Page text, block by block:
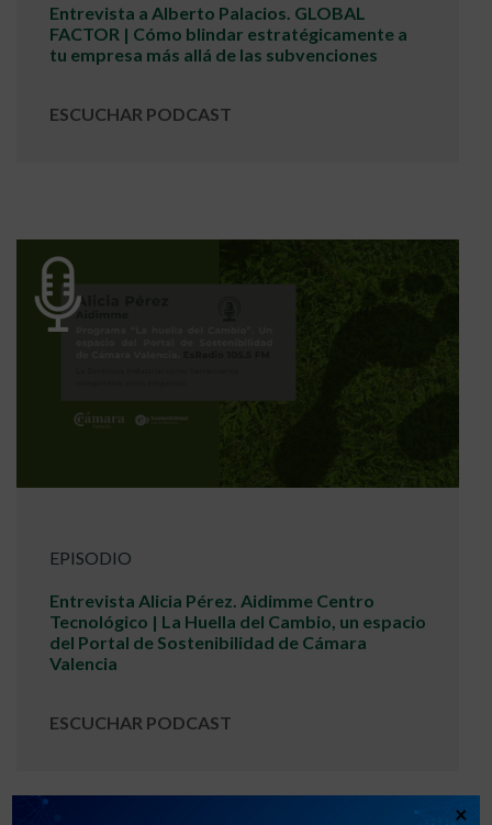
Entrevista a Alberto Palacios. GLOBAL
FACTOR | Cómo blindar estratégicamente a
tu empresa más allá de las subvenciones
ESCUCHAR PODCAST
EPISODIO
Entrevista Alicia Pérez. Aidimme Centro
Tecnológico | La Huella del Cambio, un espacio
del Portal de Sostenibilidad de Cámara
Valencia
ESCUCHAR PODCAST
×